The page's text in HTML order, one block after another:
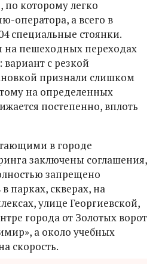
которому легко
оператора, а всего в
специальные стоянки.
на пешеходных переходах
с резкой
признали слишком
на определенных
постепенно, вплоть
в городе
заключены соглашения,
запрещено
парках, скверах, на
улице Георгиевской,
города от Золотых ворот
а около учебных
скорость.